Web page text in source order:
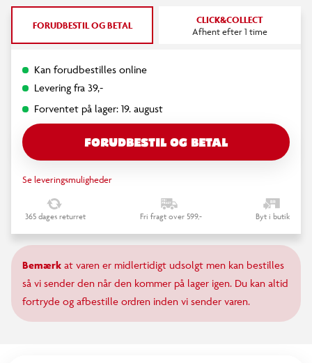
FORUDBESTIL OG BETAL CLICK&COLLECT
Afhent efter 1 time
Kan forudbestilles online
Levering fra 39,-
Forventet på lager: 19. august
FORUDBESTIL OG BETAL
Se leveringsmuligheder
365 dages returret Fri fragt over 599,- Byt i butik
Bemærk at varen er midlertidigt udsolgt men kan bestilles
så vi sender den når den kommer på lager igen. Du kan altid
fortryde og afbestille ordren inden vi sender varen.